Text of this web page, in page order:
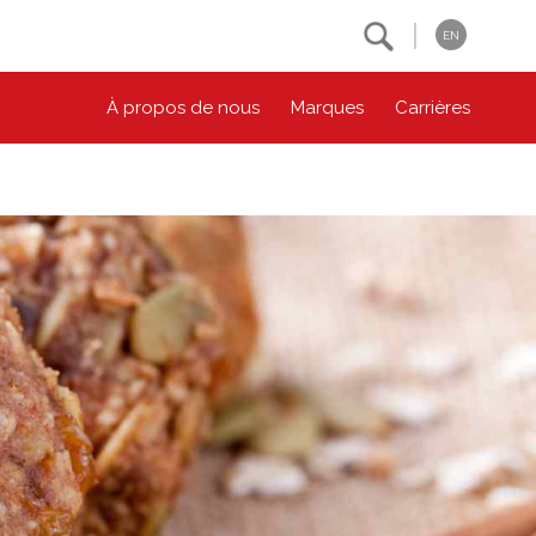
EN
À propos de nous Marques Carrières
Environnement
Bien-être des animaux
Collectivité
Principes coopératifs
Diversité et inclusion
Accessibilité
Contactez-nous